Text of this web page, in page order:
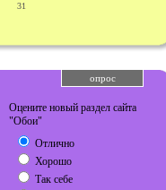
31
опрос
Оцените новый раздел сайта
"Обои"
Отлично
Хорошо
Так себе